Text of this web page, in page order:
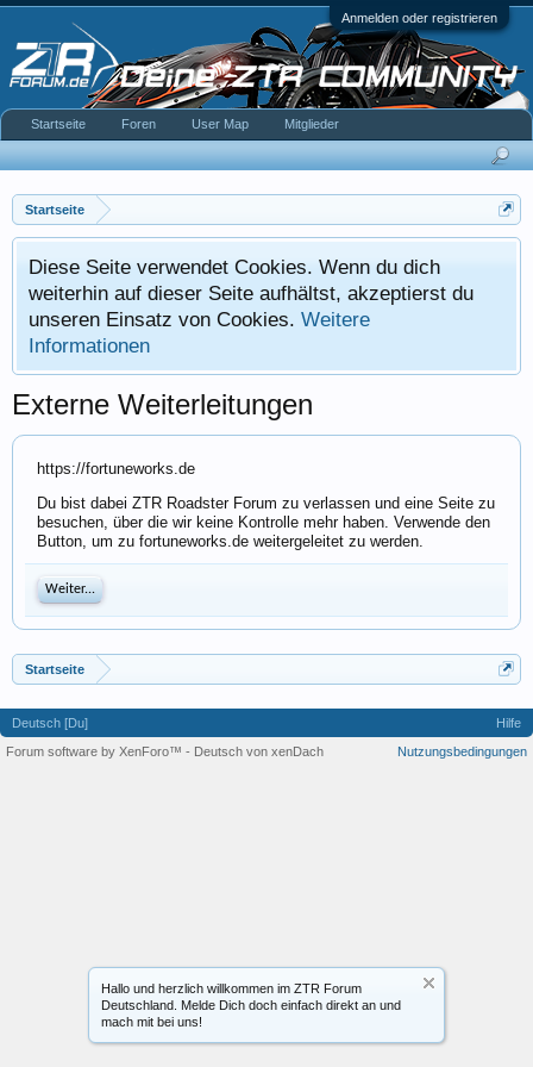
Anmelden oder registrieren
Startseite
Diese Seite verwendet Cookies. Wenn du dich
weiterhin auf dieser Seite aufhältst, akzeptierst du
unseren Einsatz von Cookies. Weitere
Informationen
Hallo und herzlich willkommen im ZTR Forum
Deutschland. Melde Dich doch einfach direkt an und
mach mit bei uns!
Externe Weiterleitungen
https://fortuneworks.de
Du bist dabei ZTR Roadster Forum zu verlassen und eine Seite zu
besuchen, über die wir keine Kontrolle mehr haben. Verwende den
Button, um zu fortuneworks.de weitergeleitet zu werden.
Weiter...
Startseite
Startseite Foren User Map Mitglieder
Deutsch [Du]
Hilfe
Nutzungsbedingungen
Forum software by XenForo™ - Deutsch von xenDach